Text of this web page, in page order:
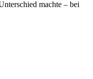
machte – bei